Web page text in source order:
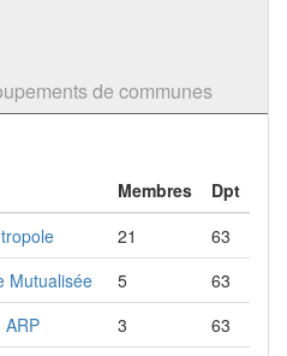
de communes
Membres
Dpt
21
63
Mutualisée 5
63
ARP 3
63